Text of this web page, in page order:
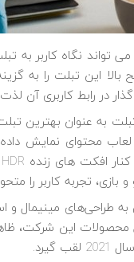
در رابط کاربری آن
بازی، تجربه کاربر را
محصولات این شرکت،